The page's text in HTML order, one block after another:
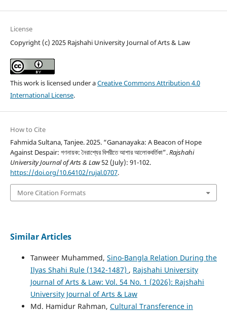
License
Copyright (c) 2025 Rajshahi University Journal of Arts & Law
This work is licensed under aCreative Commons Attribution 4.0
International License.
How to Cite
Fahmida Sultana, Tanjee. 2025. “Gananayaka: A Beacon of Hope
Against Despair: গণনায়ক: নৈরাশ্যের বিপরীতে আশার আলোকবর্তিকা”.Rajshahi
University Journal of Arts & Law52 (July): 91-102.
https://doi.org/10.64102/rujal.0707.
More Citation Formats
Similar Articles
Tanweer Muhammed, Sino-Bangla Relation During the
Ilyas Shahi Rule (1342-1487) , Rajshahi University
Journal of Arts & Law: Vol. 54 No. 1 (2026): Rajshahi
University Journal of Arts & Law
Md. Hamidur Rahman, Cultural Transference in